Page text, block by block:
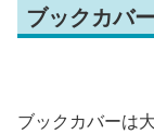
ブックカバ
ブックカバーは